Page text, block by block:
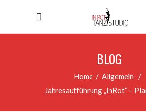
BLOG
Home / Allgemein /
Jahresaufführung „InRot“ –